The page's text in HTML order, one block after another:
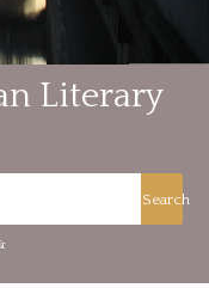
Literary
Search